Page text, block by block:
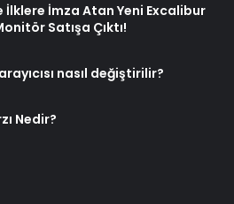
İmza Atan Yeni Excalibur
Satışa Çıktı!
nasıl değiştirilir?
Nedir?